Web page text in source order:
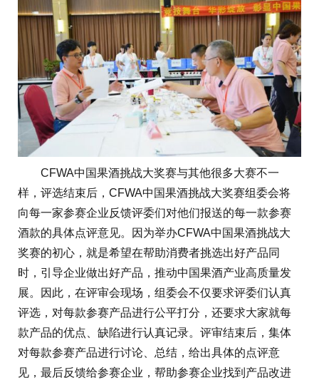
CFWA中国果酒挑战大奖赛与其他很多大赛不一
样，评选结束后，CFWA中国果酒挑战大奖赛组委会将
向每一家参赛企业反馈评委们对他们报送的每一款参赛
酒款的具体点评意见。因为举办CFWA中国果酒挑战大
奖赛的初心，就是希望在帮助消费者挑选出好产品同
时，引导企业做出好产品，推动中国果酒产业高质量发
展。因此，在评审会现场，组委会不仅要求评委们认真
评选，对每款参赛产品进行公平打分，还要求大家就每
款产品的优点、缺陷进行认真记录。评审结束后，集体
对每款参赛产品进行讨论、总结，给出具体的点评意
见，最后反馈给参赛企业，帮助参赛企业找到产品改进